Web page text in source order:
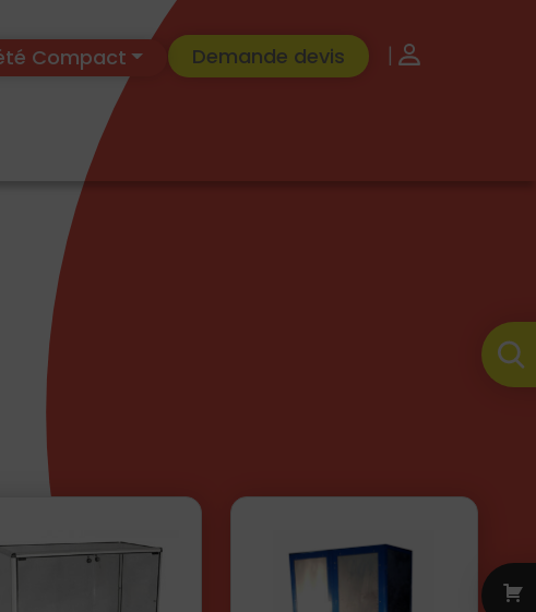
Compact Demande devis |